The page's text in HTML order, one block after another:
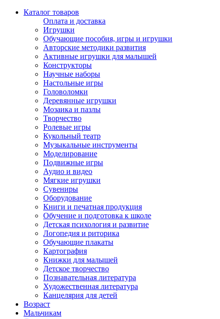
Каталог товаров
Оплата и доставка
Игрушки
Обучающие пособия, игры и игрушки
Авторские методики развития
Активные игрушки для малышей
Конструкторы
Научные наборы
Настольные игры
Головоломки
Деревянные игрушки
Мозаика и пазлы
Творчество
Ролевые игры
Кукольный театр
Музыкальные инструменты
Моделирование
Подвижные игры
Аудио и видео
Мягкие игрушки
Сувениры
Оборудование
Книги и печатная продукция
Обучение и подготовка к школе
Детская психология и развитие
Логопедия и риторика
Обучающие плакаты
Картография
Книжки для малышей
Детское творчество
Познавательная литература
Художественная литература
Канцелярия для детей
Возраст
Мальчикам